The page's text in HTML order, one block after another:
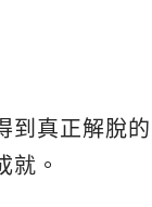
到真正解脫的
就。